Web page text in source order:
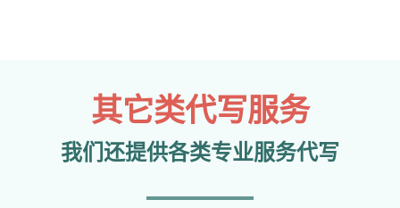
其它类代写服务
我们还提供各类专业服务代写